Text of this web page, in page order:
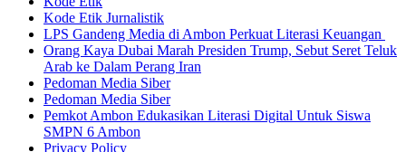
Kode Etik Jurnalistik
LPS Gandeng Media di Ambon Perkuat Literasi Keuangan
Orang Kaya Dubai Marah Presiden Trump, Sebut Seret Teluk
Arab ke Dalam Perang Iran
Pedoman Media Siber
Pedoman Media Siber
Pemkot Ambon Edukasikan Literasi Digital Untuk Siswa
SMPN 6 Ambon
Privacy Policy